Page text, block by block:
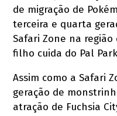
de migração de
terceira e quarta
Safari Zone na
filho cuida do Pal
Assim como a Safari
geração de
atração de Fuchsia